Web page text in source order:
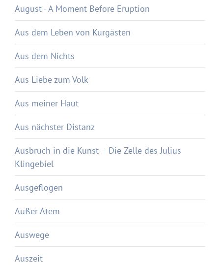
August - A Moment Before Eruption
Aus dem Leben von Kurgästen
Aus dem Nichts
Aus Liebe zum Volk
Aus meiner Haut
Aus nächster Distanz
Ausbruch in die Kunst – Die Zelle des Julius
Klingebiel
Ausgeflogen
Außer Atem
Auswege
Auszeit